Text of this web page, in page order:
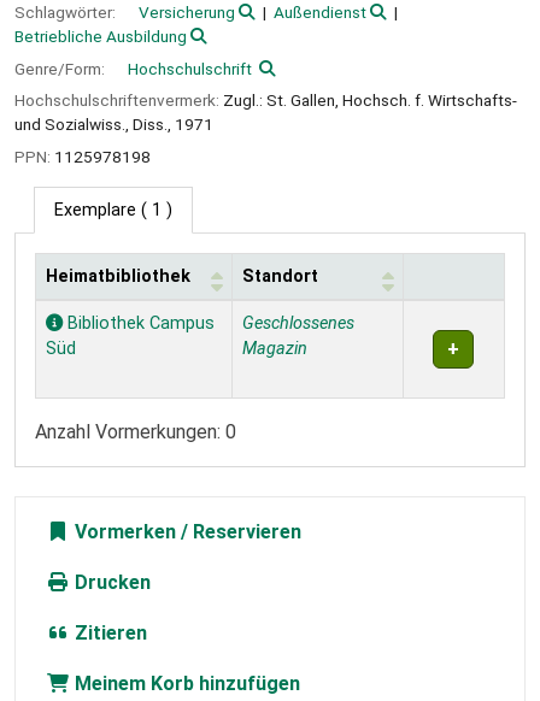
Schlagwörter:
Versicherung
Außendienst
Betriebliche Ausbildung
Genre/Form:
Hochschulschrift
Hochschulschriftenvermerk: Zugl.: St. Gallen, Hochsch. f. Wirtschafts-
und Sozialwiss., Diss., 1971
PPN: 1125978198
Exemplare ( 1 )
Exemplare
Heimatbibliothek Standort
Bibliothek Campus
Süd
Geschlossenes
Magazin
Anzahl Vormerkungen: 0
Vormerken
Drucken
Zitieren
Meinem Korb hinzufügen